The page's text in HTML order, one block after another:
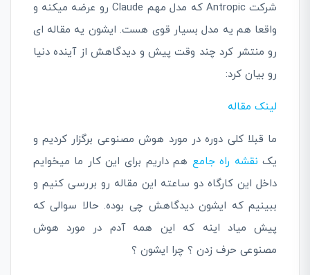
شرکت Antropic که مدل مهم Claude رو عرضه میکنه و
واقعا هم یه مدل بسیار قوی هست. ایشون یه مقاله ای
رو منتشر کرد چند وقت پیش و دیدگاهش از آینده دنیا
رو بیان کرد:
لینک مقاله
ما قبلا کلی دوره در مورد هوش مصنوعی برگزار کردیم و
یک نقشه راه جامع هم داریم برای این کار ما میخوایم
داخل این کارگاه دو ساعته این مقاله رو بررسی کنیم و
ببینیم که ایشون دیدگاهش چی بوده. حالا سوالی که
پیش میاد اینه که این همه آدم در مورد هوش
مصنوعی حرف زدن ؟ چرا ایشون ؟